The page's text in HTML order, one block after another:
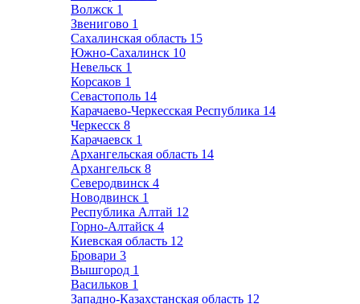
Волжск 1
Звенигово 1
Сахалинская область 15
Южно-Сахалинск 10
Невельск 1
Корсаков 1
Севастополь 14
Карачаево-Черкесская Республика 14
Черкесск 8
Карачаевск 1
Архангельская область 14
Архангельск 8
Северодвинск 4
Новодвинск 1
Республика Алтай 12
Горно-Алтайск 4
Киевская область 12
Бровари 3
Вышгород 1
Васильков 1
Западно-Казахстанская область 12